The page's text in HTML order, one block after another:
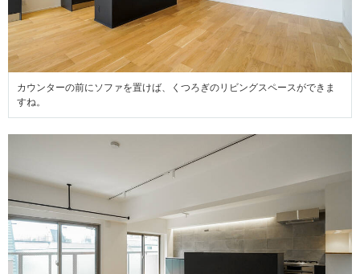
カウンターの前にソファを置けば、くつろぎのリビングスペースができま
すね。